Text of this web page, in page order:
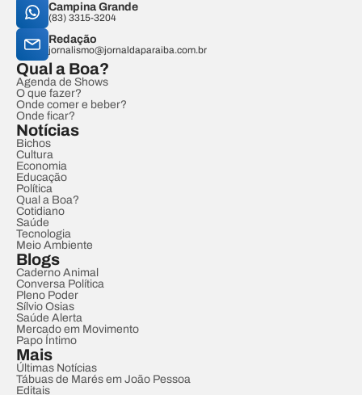
Campina Grande
(83) 3315-3204
Redação
jornalismo@jornaldaparaiba.com.br
Qual a Boa?
Agenda de Shows
O que fazer?
Onde comer e beber?
Onde ficar?
Notícias
Bichos
Cultura
Economia
Educação
Política
Qual a Boa?
Cotidiano
Saúde
Tecnologia
Meio Ambiente
Blogs
Caderno Animal
Conversa Política
Pleno Poder
Sílvio Osias
Saúde Alerta
Mercado em Movimento
Papo Íntimo
Mais
Últimas Notícias
Tábuas de Marés em João Pessoa
Editais